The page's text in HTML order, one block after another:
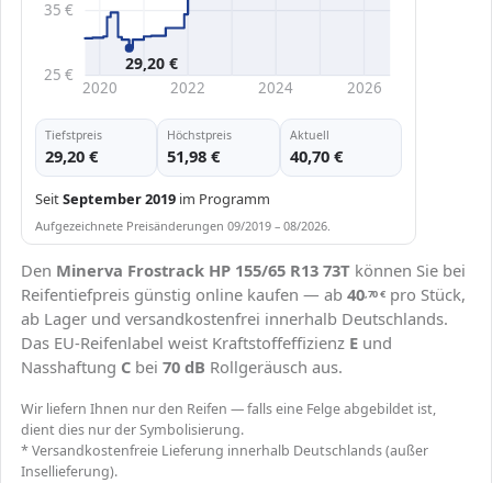
25 €
35 €
2020 2022 2024 2026
29,20 €
Tiefstpreis
29,20 €
Höchstpreis
51,98 €
Aktuell
40,70 €
SeitSeptember 2019 im Programm
Aufgezeichnete Preisänderungen 09/2019 – 08/2026.
Den Minerva Frostrack HP 155/65 R13 73T können Sie bei
Reifentiefpreis günstig online kaufen — ab 40,70€ pro Stück,
ab Lager und versandkostenfrei innerhalb Deutschlands.
Das EU-Reifenlabel weist Kraftstoffeffizienz E und
Nasshaftung C bei 70 dB Rollgeräusch aus.
Wir liefern Ihnen nur den Reifen — falls eine Felge abgebildet ist,
dient dies nur der Symbolisierung.
* Versandkostenfreie Lieferung innerhalb Deutschlands (außer
Insellieferung).